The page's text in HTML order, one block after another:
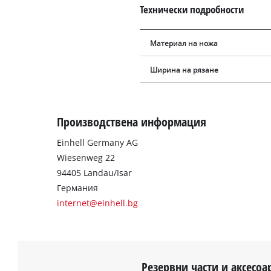
Технически подробности
Материал на ножа
Ширина на рязане
Производствена информация
Einhell Germany AG
Wiesenweg 22
94405 Landau/Isar
Германия
internet@einhell.bg
Резервни части и